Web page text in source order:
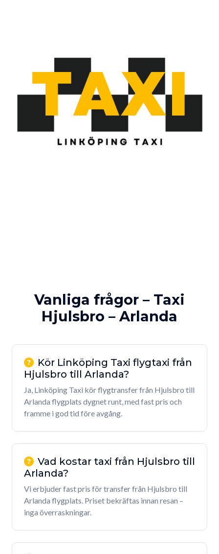
Vanliga frågor – Taxi
Hjulsbro – Arlanda
Kör Linköping Taxi flygtaxi från
Hjulsbro till Arlanda?
Ja, Linköping Taxi kör flygtransfer från Hjulsbro till
Arlanda flygplats dygnet runt, med fast pris och
framme i god tid före avgång.
Vad kostar taxi från Hjulsbro till
Arlanda?
Vi erbjuder fast pris för transfer från Hjulsbro till
Arlanda flygplats. Priset bekräftas innan resan –
inga överraskningar.